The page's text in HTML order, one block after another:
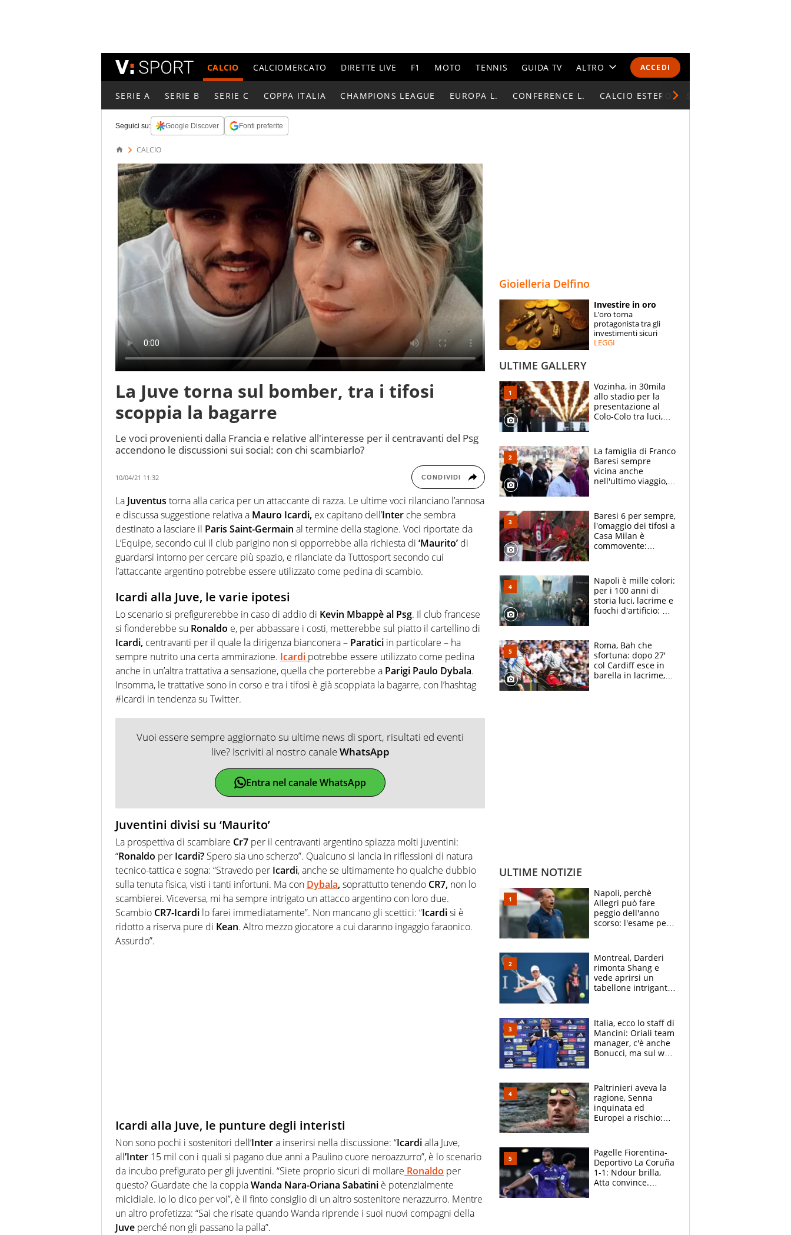
ACCEDI
CALCIO CALCIOMERCATO DIRETTE LIVE F1 MOTO TENNIS GUIDA TV ALTRO
CALENDARI E CLASSIFICHE
ESPERTI
CONTATTI
SERIE A SERIE B SERIE C COPPA ITALIA CHAMPIONS LEAGUE EUROPA L. CONFERENCE L. CALCIO ESTERO
Seguici su: Google Discover Fonti preferite
CALCIO
La Juve torna sul bomber, tra i tifosi
scoppia la bagarre
Le voci provenienti dalla Francia e relative all'interesse per il centravanti del Psg
accendono le discussioni sui social: con chi scambiarlo?
10/04/21 11:32 CONDIVIDI
La Juventus torna alla carica per un attaccante di razza. Le ultime voci rilanciano l’annosa
e discussa suggestione relativa a Mauro Icardi, ex capitano dell’Inter che sembra
destinato a lasciare il Paris Saint-Germain al termine della stagione. Voci riportate da
L’Equipe, secondo cui il club parigino non si opporrebbe alla richiesta di ‘Maurito’ di
guardarsi intorno per cercare più spazio, e rilanciate da Tuttosport secondo cui
l’attaccante argentino potrebbe essere utilizzato come pedina di scambio.
Icardi alla Juve, le varie ipotesi
Lo scenario si prefigurerebbe in caso di addio di Kevin Mbappè al Psg. Il club francese
si fionderebbe su Ronaldo e, per abbassare i costi, metterebbe sul piatto il cartellino di
Icardi, centravanti per il quale la dirigenza bianconera – Paratici in particolare – ha
sempre nutrito una certa ammirazione. Icardi potrebbe essere utilizzato come pedina
anche in un’altra trattativa a sensazione, quella che porterebbe a Parigi Paulo Dybala.
Insomma, le trattative sono in corso e tra i tifosi è già scoppiata la bagarre, con l’hashtag
#Icardi in tendenza su Twitter.
Vuoi essere sempre aggiornato su ultime news di sport, risultati ed eventi
live? Iscriviti al nostro canaleWhatsApp
Entra nel canale WhatsApp
Juventini divisi su ‘Maurito’
La prospettiva di scambiare Cr7 per il centravanti argentino spiazza molti juventini:
“Ronaldo per Icardi? Spero sia uno scherzo”. Qualcuno si lancia in riflessioni di natura
tecnico-tattica e sogna: “Stravedo per Icardi, anche se ultimamente ho qualche dubbio
sulla tenuta fisica, visti i tanti infortuni. Ma con Dybala,soprattutto tenendo CR7, non lo
scambierei. Viceversa, mi ha sempre intrigato un attacco argentino con loro due.
Scambio CR7-Icardi lo farei immediatamente”. Non mancano gli scettici: “Icardisi è
ridotto a riserva pure di Kean. Altro mezzo giocatore a cui daranno ingaggio faraonico.
Assurdo”.
Icardi alla Juve, le punture degli interisti
Non sono pochi i sostenitori dell’Intera inserirsi nella discussione: “Icardialla Juve,
all’Inter 15 mil con i quali si pagano due anni a Paulino cuore neroazzurro”, è lo scenario
da incubo prefigurato per gli juventini. “Siete proprio sicuri di mollare Ronaldo per
questo? Guardate che la coppiaWanda Nara-Oriana Sabatini è potenzialmente
micidiale. Io lo dico per voi”, è il finto consiglio di un altro sostenitore nerazzurro. Mentre
un altro profetizza: “Sai che risate quando Wanda riprende i suoi nuovi compagni della
Juve perché non gli passano la palla”.
Gioielleria Delfino
Investire in oro
L’oro torna
protagonista tra gli
investimenti sicuri
LEGGI
ULTIME GALLERY
Vozinha, in 30mila
allo stadio per la
presentazione al
Colo-Colo tra luci,
La famiglia di Franco
Baresi sempre
vicina anche
nell'ultimo viaggio,
circondati
dall'affetto dei tifosi
Baresi 6 per sempre,
l'omaggio dei tifosi a
Casa Milan è
commovente:
bigliettini
Napoli è mille colori:
per i 100 anni di
storia luci, lacrime e
fuochi d'artificio: De
Roma, Bah che
sfortuna: dopo 27'
col Cardiff esce in
barella in lacrime,
ULTIME NOTIZIE
Napoli, perchè
Allegri può fare
peggio dell'anno
scorso: l'esame per
Monopoly
Montreal, Darderi
rimonta Shang e
vede aprirsi un
tabellone intrigante:
felice del mio livello"
Italia, ecco lo staff di
Mancini: Oriali team
manager, c'è anche
Bonucci, ma sul web
Paltrinieri aveva la
ragione, Senna
inquinata ed
Europei a rischio:
adesso
Pagelle Fiorentina-
Deportivo La Coruña
1-1: Ndour brilla,
Atta convince.